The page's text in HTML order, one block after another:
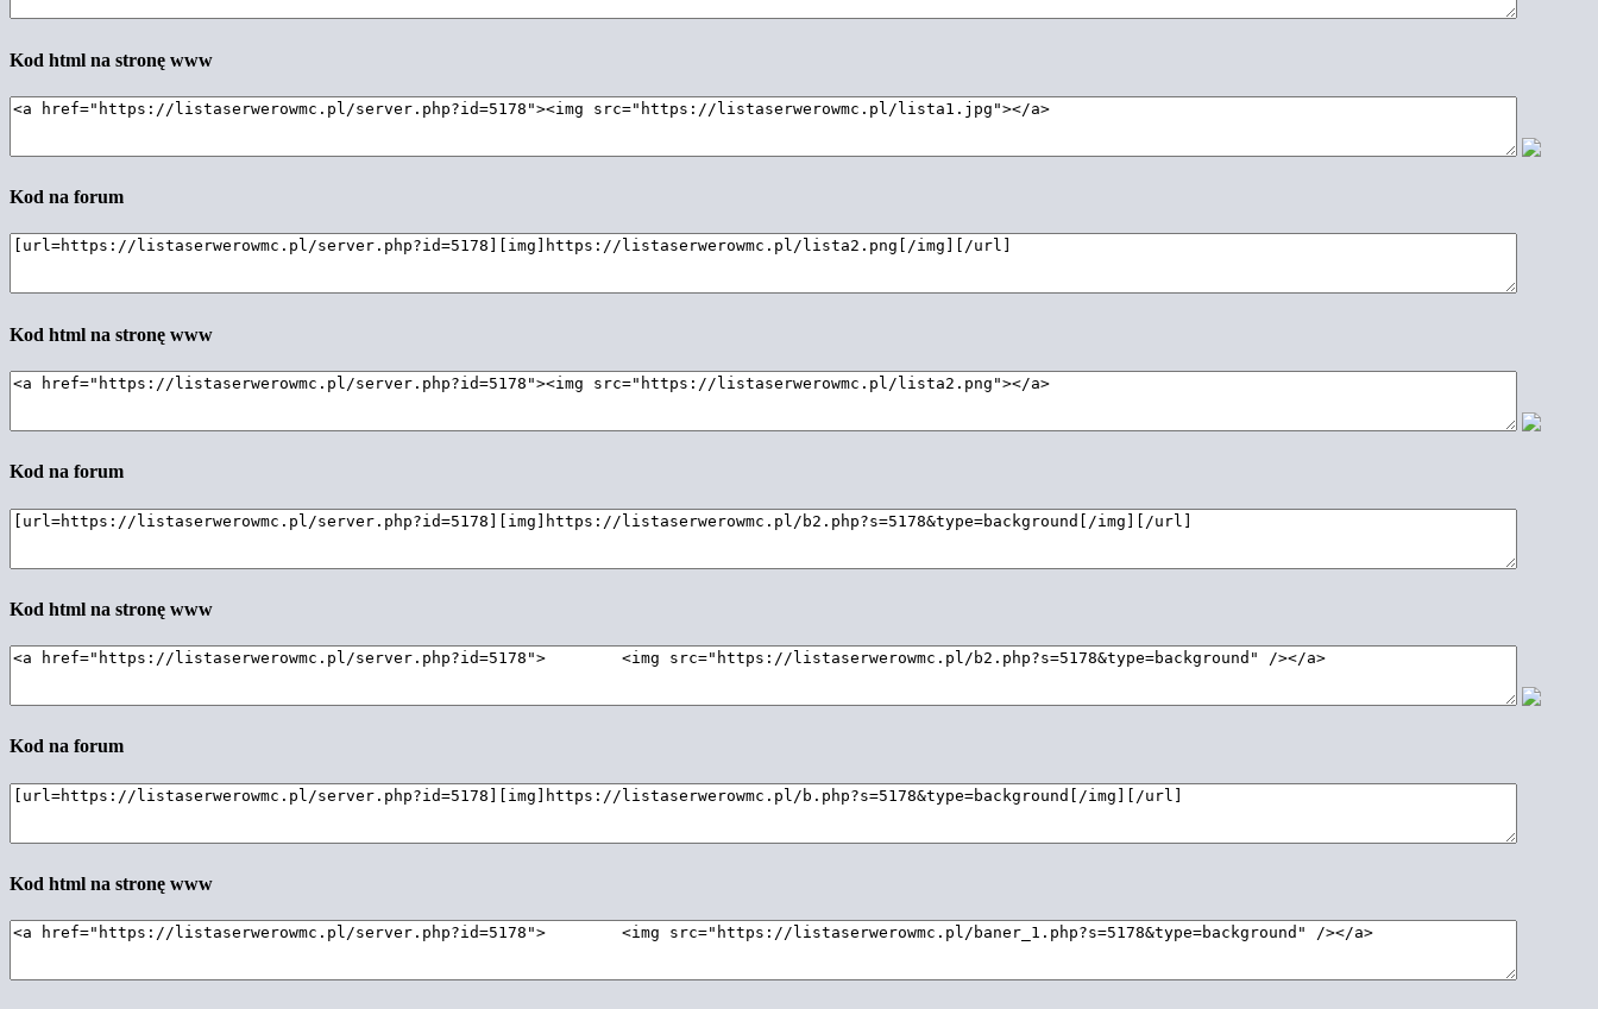
Kod html na stronę www
Kod na forum
Kod html na stronę www
Kod na forum
Kod html na stronę www
Kod na forum
Kod html na stronę www